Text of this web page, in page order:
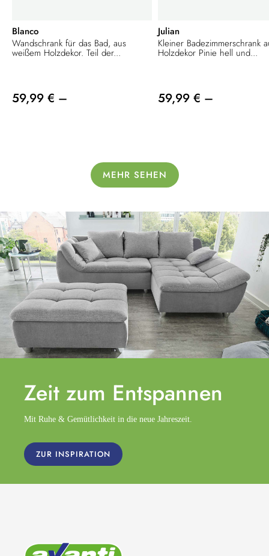
Blanco
Wandschrank für das Bad, aus
weißem Holzdekor. Teil der...
59,99 € –
Julian
Kleiner Badezimmerschrank
Holzdekor Pinie hell und...
59,99 € –
MEHR SEHEN
Zeit zum Entspannen
Mit Ruhe & Gemütlichkeit in die neue Jahreszeit.
ZUR INSPIRATION